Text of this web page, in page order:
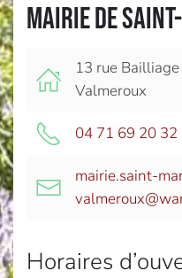
Mairie de
13 rue
Valmeroux
04 71 69 20 32
mairie.saint-
Horaires